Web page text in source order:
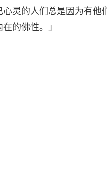
灵的人们总是因为有他
的佛性。」